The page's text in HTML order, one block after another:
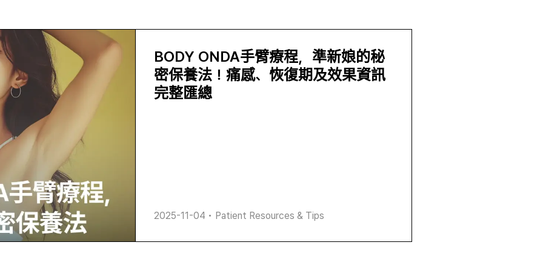
BODY ONDA手臂療程，準新娘的秘
密保養法！痛感、恢復期及效果資訊
完整匯總
2025-11-04 • Patient Resources & Tips